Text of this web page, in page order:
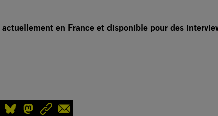
en France et disponible pour des